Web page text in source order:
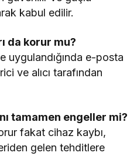
kabul edilir.
da korur mu?
uygulandığında e-posta
ve alıcı tarafından
tamamen engeller mi?
fakat cihaz kaybı,
gelen tehditlere